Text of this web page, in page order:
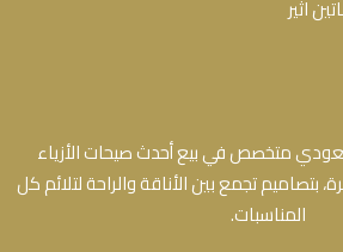
متخصص في بيع أحدث صيحات الأزياء
بتصاميم تجمع بين الأناقة والراحة لتلائم كل
المناسبات.